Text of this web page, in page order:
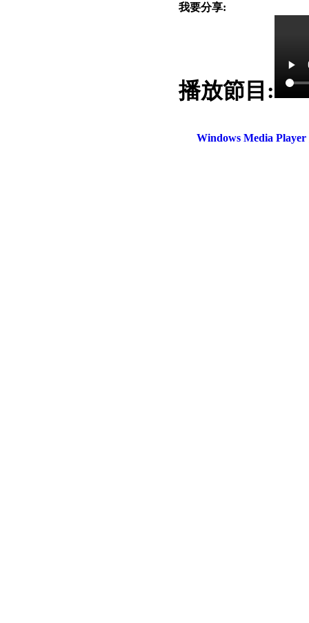
我要分享:
播放節目:
Windows Media